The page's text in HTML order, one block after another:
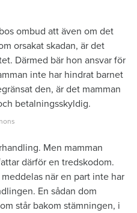
ombud att även om det
orsakat skadan, är det
Därmed bär hon ansvar för
inte har hindrat barnet
den, är det mamman
betalningsskyldig.
Men mamman
därför en tredskodom.
när en part inte har
En sådan dom
står bakom stämningen, i